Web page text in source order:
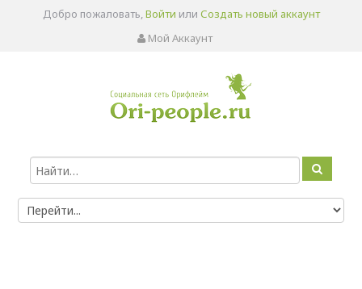
Добро пожаловать,Войти или Создать новый аккаунт
Мой Аккаунт